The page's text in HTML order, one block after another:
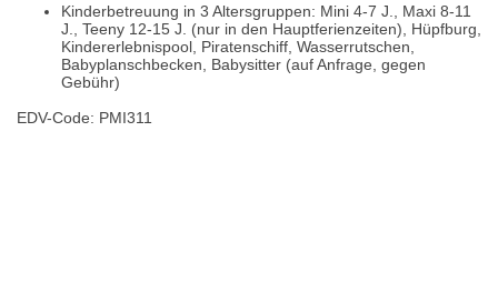
Kinderbetreuung in 3 Altersgruppen: Mini 4-7 J., Maxi 8-11
J., Teeny 12-15 J. (nur in den Hauptferienzeiten), Hüpfburg,
Kindererlebnispool, Piratenschiff, Wasserrutschen,
Babyplanschbecken, Babysitter (auf Anfrage, gegen
Gebühr)
EDV-Code: PMI311